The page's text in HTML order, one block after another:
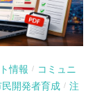
情報 / コミュニ
民開発者育成 / 注